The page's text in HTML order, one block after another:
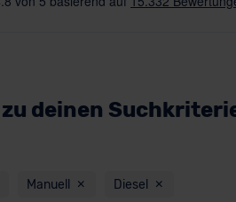
deinen
Manuell Diesel